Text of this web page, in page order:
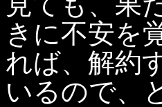
きに不安を
れば、解約
いるので、